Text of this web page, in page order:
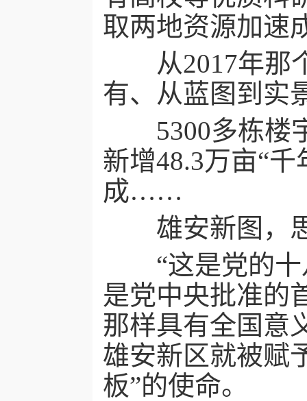
取两地资源加速
从2017年那个
有、从蓝图到
5300多栋楼宇
新增48.3万亩“
成……
雄安新图，
“这是党的十
是党中央批准的
那样具有全国意
雄安新区就被赋
板”的使命。